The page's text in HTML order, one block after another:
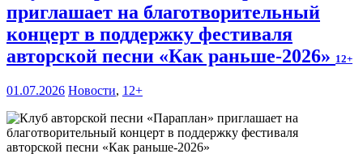
приглашает на благотворительный
концерт в поддержку фестиваля
авторской песни «Как раньше-2026» 12+
01.07.2026 Новости, 12+